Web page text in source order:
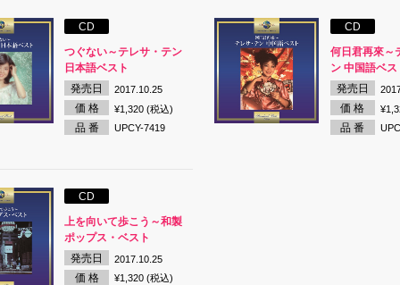
CD
つぐない～テレサ・テン
日本語ベスト
発売日
2017.10.25
価 格 ¥1,320 (税込)
品 番 UPCY-7419
CD
何日君再來～
ン 中国語ベス
発売日
価 格
品 番
CD
上を向いて歩こう～和製
ポップス・ベスト
発売日
2017.10.25
価 格 ¥1,320 (税込)